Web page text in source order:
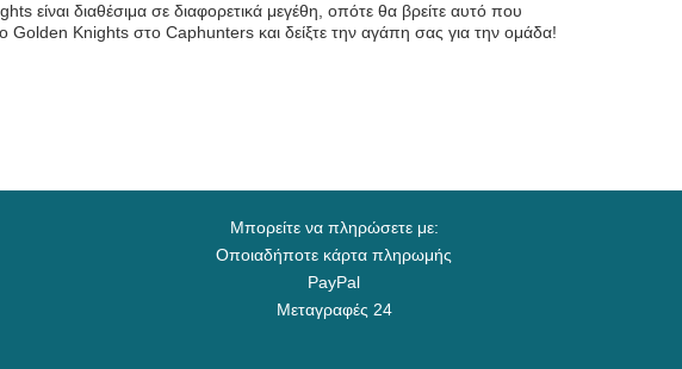
είναι διαθέσιμα σε διαφορετικά μεγέθη, οπότε θα βρείτε αυτό που
Golden Knights στο Caphunters και δείξτε την αγάπη σας για την ομάδα!
Μπορείτε να πληρώσετε με:
Οποιαδήποτε κάρτα πληρωμής
PayPal
Μεταγραφές 24